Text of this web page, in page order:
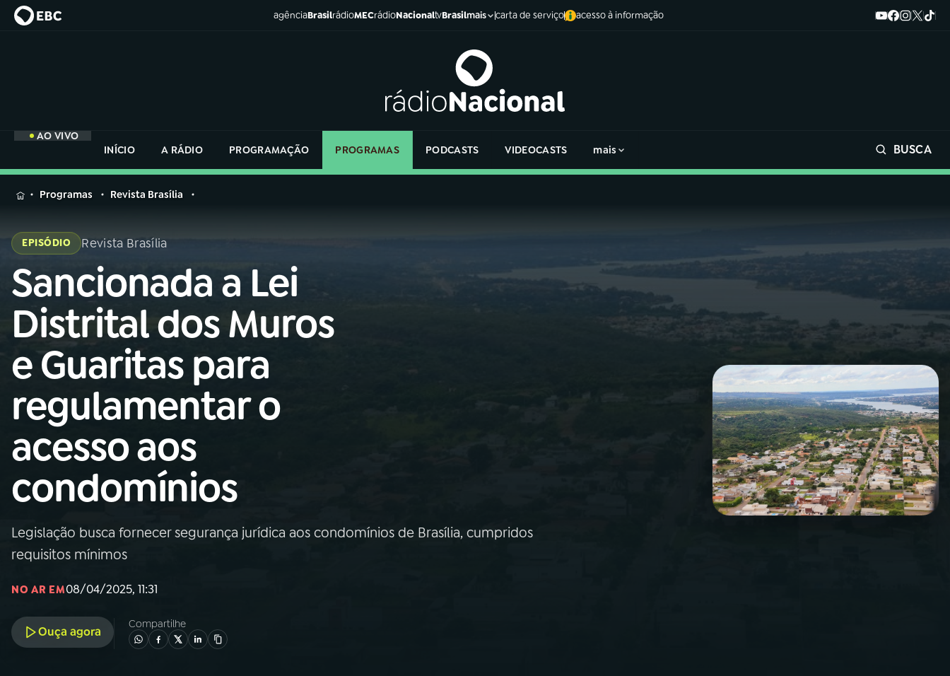
agênciaBrasilrádioMECrádioNacionaltvBrasilmais carta de serviço acesso à informação
AO VIVO
INÍCIO
A RÁDIO PROGRAMAÇÃO PROGRAMAS PODCASTS VIDEOCASTS mais BUSCA
MENU
Buscar
na
Rádio
Nacional
AO VIVO
01INÍCIO
02A RÁDIO
03 PROGRAMAÇÃO
04 PROGRAMAS
PODCASTS
06VIDEOCASTS
07ÚLTIMAS
na
Rádio
Programas Revista Brasília
EPISÓDIO Revista Brasília
Sancionada a Lei
Distrital dos Muros
e Guaritas para
regulamentar o
acesso aos
condomínios
Legislação busca fornecer segurança jurídica aos condomínios de Brasília, cumpridos
requisitos mínimos
NO AR EM08/04/2025, 11:31
Ouça agora
Compartilhe